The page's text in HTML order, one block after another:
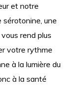
et notre
sérotonine, une
rend plus
votre rythme
à la lumière du
à la santé